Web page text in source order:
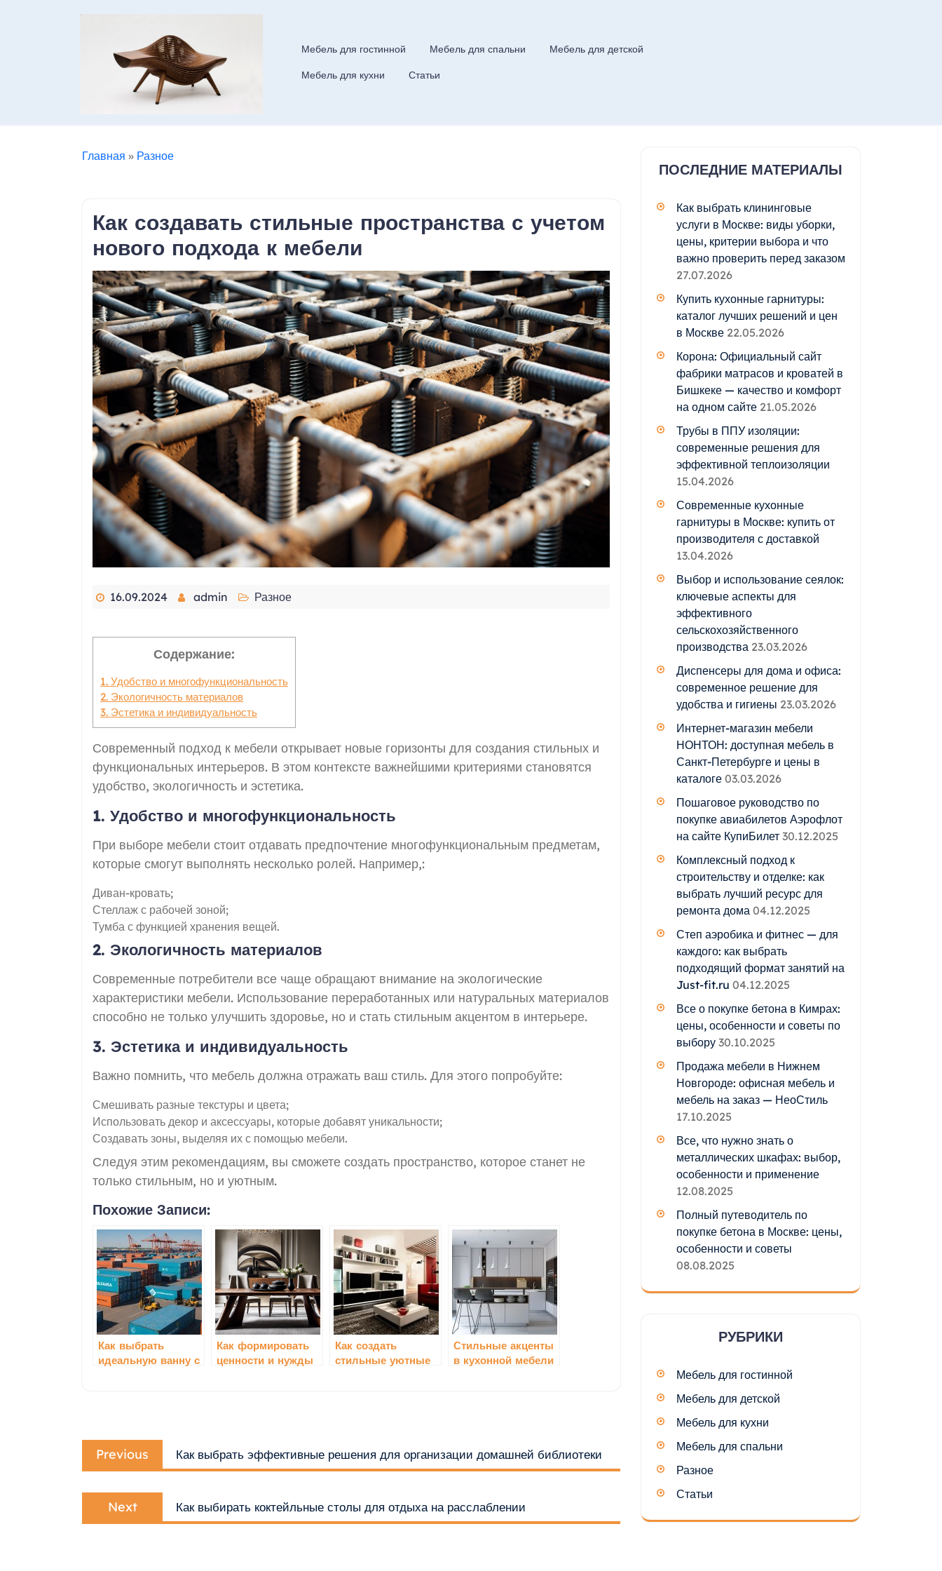
Мебель для гостинной Мебель для спальни Мебель для детской
Мебель для кухни Статьи
Главная » Разное
Как создавать стильные пространства с учетом
нового подхода к мебели
16.09.2024 admin Разное
Содержание:
1. Удобство и многофункциональность
2. Экологичность материалов
3. Эстетика и индивидуальность
Современный подход к мебели открывает новые горизонты для создания стильных и
функциональных интерьеров. В этом контексте важнейшими критериями становятся
удобство, экологичность и эстетика.
1. Удобство и многофункциональность
При выборе мебели стоит отдавать предпочтение многофункциональным предметам,
которые смогут выполнять несколько ролей. Например,:
Диван-кровать;
Стеллаж с рабочей зоной;
Тумба с функцией хранения вещей.
2. Экологичность материалов
Современные потребители все чаще обращают внимание на экологические
характеристики мебели. Использование переработанных или натуральных материалов
способно не только улучшить здоровье, но и стать стильным акцентом в интерьере.
3. Эстетика и индивидуальность
Важно помнить, что мебель должна отражать ваш стиль. Для этого попробуйте:
Смешивать разные текстуры и цвета;
Использовать декор и аксессуары, которые добавят уникальности;
Создавать зоны, выделяя их с помощью мебели.
Следуя этим рекомендациям, вы сможете создать пространство, которое станет не
только стильным, но и уютным.
Похожие Записи:
Как выбрать
идеальную ванну с
Как формировать
ценности и нужды
Как создать
стильные уютные
Стильные акценты
в кухонной мебели
Навигация
по
записям
Previous
post:
Как выбрать эффективные решения для организации домашней библиотеки
Next
post:
Как выбирать коктейльные столы для отдыха на расслаблении
ПОСЛЕДНИЕ МАТЕРИАЛЫ
Как выбрать клининговые
услуги в Москве: виды уборки,
цены, критерии выбора и что
важно проверить перед заказом
27.07.2026
Купить кухонные гарнитуры:
каталог лучших решений и цен
в Москве 22.05.2026
Корона: Официальный сайт
фабрики матрасов и кроватей в
Бишкеке — качество и комфорт
на одном сайте 21.05.2026
Трубы в ППУ изоляции:
современные решения для
эффективной теплоизоляции
15.04.2026
Современные кухонные
гарнитуры в Москве: купить от
производителя с доставкой
13.04.2026
Выбор и использование сеялок:
ключевые аспекты для
эффективного
сельскохозяйственного
производства 23.03.2026
Диспенсеры для дома и офиса:
современное решение для
удобства и гигиены 23.03.2026
Интернет-магазин мебели
НОНТОН: доступная мебель в
Санкт-Петербурге и цены в
каталоге 03.03.2026
Пошаговое руководство по
покупке авиабилетов Аэрофлот
на сайте КупиБилет 30.12.2025
Комплексный подход к
строительству и отделке: как
выбрать лучший ресурс для
ремонта дома 04.12.2025
Степ аэробика и фитнес — для
каждого: как выбрать
подходящий формат занятий на
Just-fit.ru 04.12.2025
Все о покупке бетона в Кимрах:
цены, особенности и советы по
выбору 30.10.2025
Продажа мебели в Нижнем
Новгороде: офисная мебель и
мебель на заказ — НеоСтиль
17.10.2025
Все, что нужно знать о
металлических шкафах: выбор,
особенности и применение
12.08.2025
Полный путеводитель по
покупке бетона в Москве: цены,
особенности и советы
08.08.2025
РУБРИКИ
Мебель для гостинной
Мебель для детской
Мебель для кухни
Мебель для спальни
Разное
Статьи